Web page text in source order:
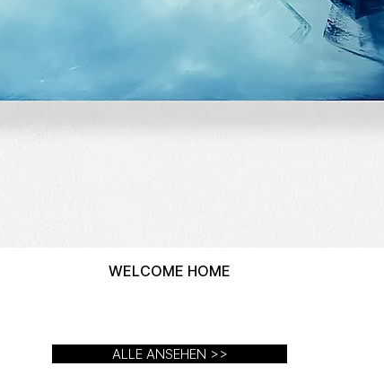
WELCOME HOME
ALLE ANSEHEN >>